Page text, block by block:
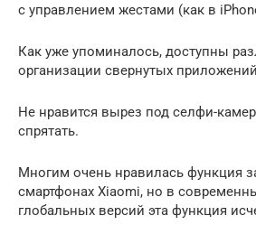
с управлением жестами (как в
Как уже упоминалось, доступны
организации свернутых
Не нравится вырез под селфи-
спрятать.
Многим очень нравилась функция
смартфонах Xiaomi, но в
глобальных версий эта функция